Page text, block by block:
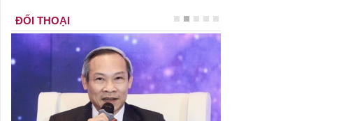
ĐỐI THOẠI